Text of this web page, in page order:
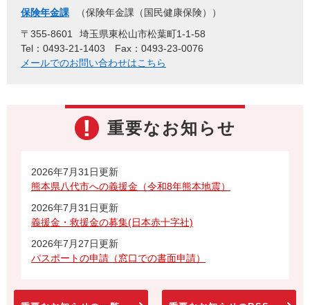
保険年金課
保険年金課（国民健康保険）
〒355-8601
埼玉県東松山市松葉町1-1-58
Tel：0493-21-1403
Fax：0493-23-0076
メールでのお問い合わせはこちら
重要なお知らせ
2026年7月31日更新
熊本県八代市への義援金（令和8年熊本地震）
2026年7月31日更新
義援金・救援金の募集(日本赤十字社)
2026年7月27日更新
パスポートの申請（窓口での書面申請）